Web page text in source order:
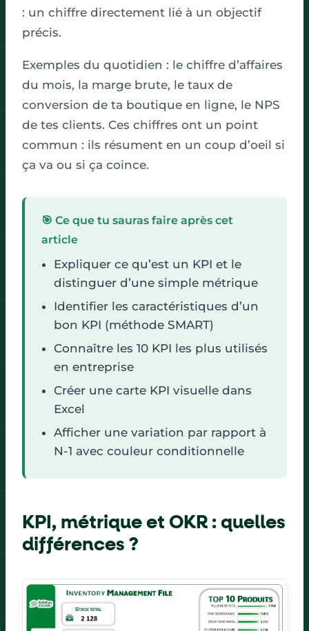
: un chiffre directement lié à un objectif
précis.
Exemples du quotidien : le chiffre d’affaires
du mois, la marge brute, le taux de
conversion de ta boutique en ligne, le NPS
de tes clients. Ces chiffres ont un point
commun : ils résument en un coup d’oeil si
ça va ou si ça coince.
🎯 Ce que tu sauras faire après cet
article
Expliquer ce qu’est un KPI et le
distinguer d’une simple métrique
Identifier les caractéristiques d’un
bon KPI (méthode SMART)
Connaître les 10 KPI les plus utilisés
en entreprise
Créer une carte KPI visuelle dans
Excel
Afficher une variation par rapport à
N-1 avec couleur conditionnelle
KPI, métrique et OKR : quelles
différences ?